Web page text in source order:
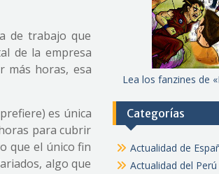
de trabajo que
de la empresa
más horas, esa
es única
para cubrir
que el único fin
algo que
Lea los fanzines de
Categorías
Actualidad de
Actualidad del Perú